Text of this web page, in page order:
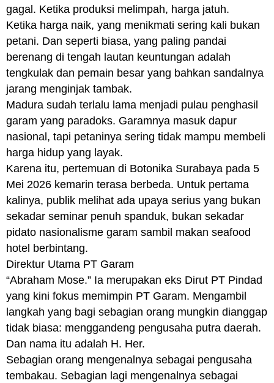
gagal. Ketika produksi melimpah, harga jatuh.
Ketika harga naik, yang menikmati sering kali bukan
petani. Dan seperti biasa, yang paling pandai
berenang di tengah lautan keuntungan adalah
tengkulak dan pemain besar yang bahkan sandalnya
jarang menginjak tambak.
Madura sudah terlalu lama menjadi pulau penghasil
garam yang paradoks. Garamnya masuk dapur
nasional, tapi petaninya sering tidak mampu membeli
harga hidup yang layak.
Karena itu, pertemuan di Botonika Surabaya pada 5
Mei 2026 kemarin terasa berbeda. Untuk pertama
kalinya, publik melihat ada upaya serius yang bukan
sekadar seminar penuh spanduk, bukan sekadar
pidato nasionalisme garam sambil makan seafood
hotel berbintang.
Direktur Utama PT Garam
“Abraham Mose.” Ia merupakan eks Dirut PT Pindad
yang kini fokus memimpin PT Garam. Mengambil
langkah yang bagi sebagian orang mungkin dianggap
tidak biasa: menggandeng pengusaha putra daerah.
Dan nama itu adalah H. Her.
Sebagian orang mengenalnya sebagai pengusaha
tembakau. Sebagian lagi mengenalnya sebagai